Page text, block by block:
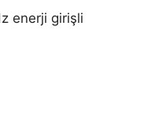
enerji girişli